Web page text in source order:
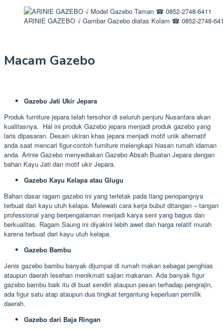
ARINIE GAZEBO √ Gambar Gazebo diatas Kolam ☎ 0852-2748-
Macam Gazebo
Gazebo Jati Ukir Jepara
Produk furniture jepara telah tersohor di seluruh penjuru Nusantara akan
kualitasnya. Hal ini produk Gazebo jepara menjadi produk gazebo yang
laris dipasaran. Desain ukiran khas jepara menjadi motif unik alternatif
anda saat mencari figur-contoh furniture melengkapi hiasan rumah idaman
anda. Arinie Gazebo menyediakan Gazebo Absah Buatan Jepara dengan
bahan Kayu Jati dan motif ukir Jepara.
Gazebo Kayu Kelapa atau Glugu
Bahan dasar ragam gazebo ini yang terletak pada tiang penopangnya
terbuat dari kayu utuh kelapa. Melewati cara kerja bubut ditangan – tangan
professional yang berpengalaman menjadi karya seni yang bagus dan
berkualitas. Ragam Saung ini diyakini lebih awet dan harga relatif murah
karena terbuat dari kayu utuh kelapa.
Gazebo Bambu
Jenis gazebo bambu banyak dijumpai di rumah makan sebagai penghias
ataupun daerah lesehan menikmati sajian makanan. Ada banyak figur
gazebo bambu baik itu di buat sendiri ataupun pesan terhadap pengrajin,
ada figur satu atap ataupun dua tingkat tergantung keperluan pemilik
daerah.
Gazebo dari Baja Ringan